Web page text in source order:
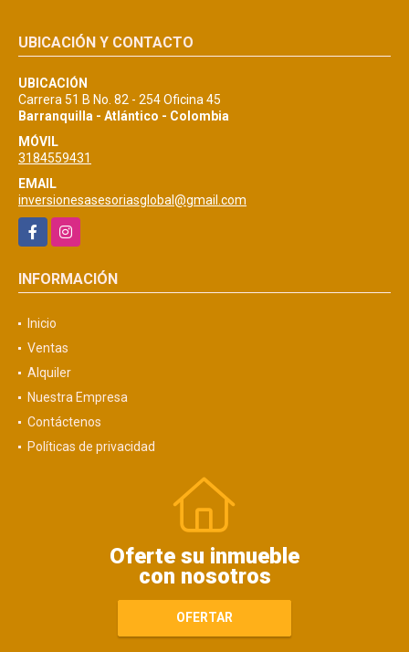
UBICACIÓN Y CONTACTO
UBICACIÓN
Carrera 51 B No. 82 - 254 Oficina 45
Barranquilla - Atlántico - Colombia
MÓVIL
3184559431
EMAIL
inversionesasesoriasglobal@gmail.com
FacebookInstagram
INFORMACIÓN
Inicio
Ventas
Alquiler
Nuestra Empresa
Contáctenos
Políticas de privacidad
Oferte su inmueble
con nosotros
OFERTAR